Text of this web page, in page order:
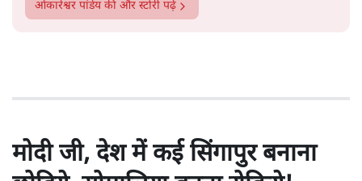
ओंकारेश्वर पांडेयकी और स्टोरी पढ़ें
मोदी जी, देश में कई सिंगापुर बनाना